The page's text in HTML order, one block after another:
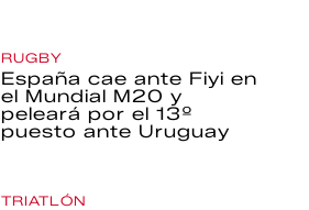
RUGBY
España cae ante Fiyi en
el Mundial M20 y
peleará por el 13º
puesto ante Uruguay
TRIATLÓN